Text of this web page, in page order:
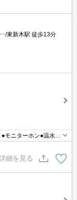
･/東新木駅 徒歩13分
モニターホン●温水洗
細を見る